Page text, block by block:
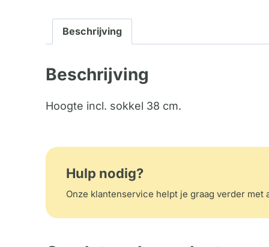
Beschrijving
Beschrijving
Hoogte incl. sokkel 38 cm.
Hulp nodig?
Onze klantenservice helpt je graag verder met